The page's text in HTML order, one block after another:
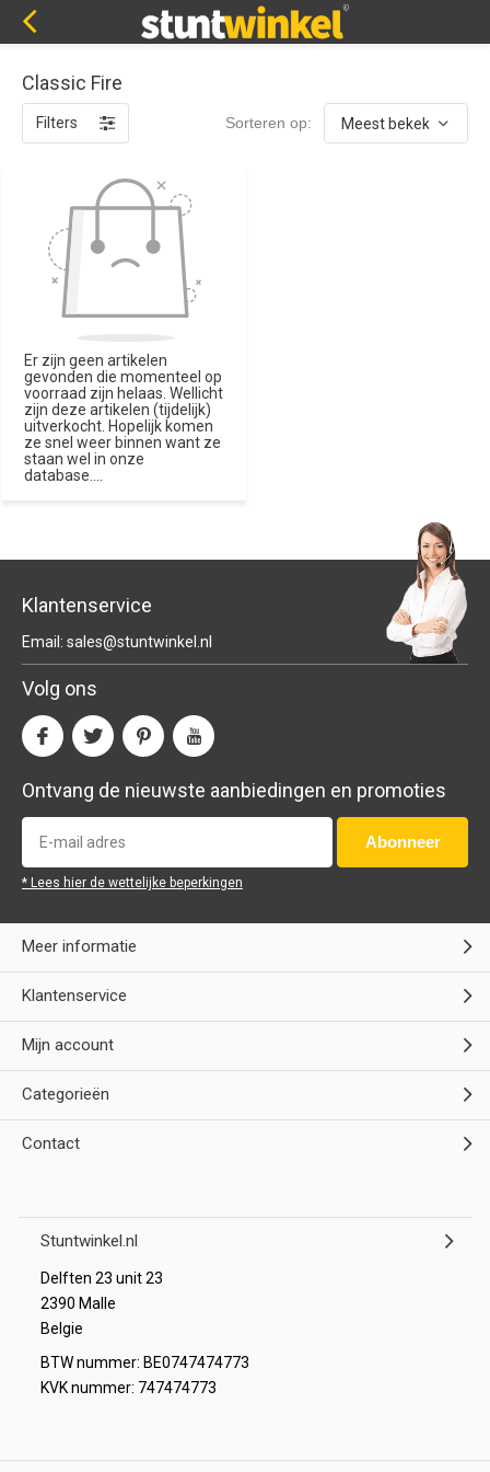
Classic Fire
Filters Sorteren op:
Er zijn geen artikelen
gevonden die momenteel op
voorraad zijn helaas. Wellicht
zijn deze artikelen (tijdelijk)
uitverkocht. Hopelijk komen
ze snel weer binnen want ze
staan wel in onze
database....
Klantenservice
Email: sales@stuntwinkel.nl
Volg ons
Ontvang de nieuwste aanbiedingen en promoties
Abonneer
* Lees hier de wettelijke beperkingen
Meer informatie
Klantenservice
Mijn account
Categorieën
Contact
Stuntwinkel.nl
Delften 23 unit 23
2390 Malle
Belgie
BTW nummer: BE0747474773
KVK nummer: 747474773